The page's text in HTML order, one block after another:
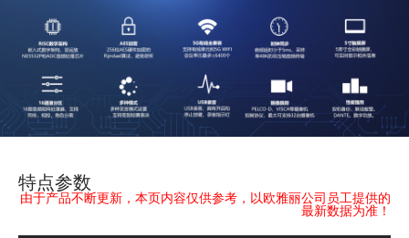
特点参数
由于产品不断更新，本页内容仅供参考，以欧雅丽公司员工提供的
最新数据为准！